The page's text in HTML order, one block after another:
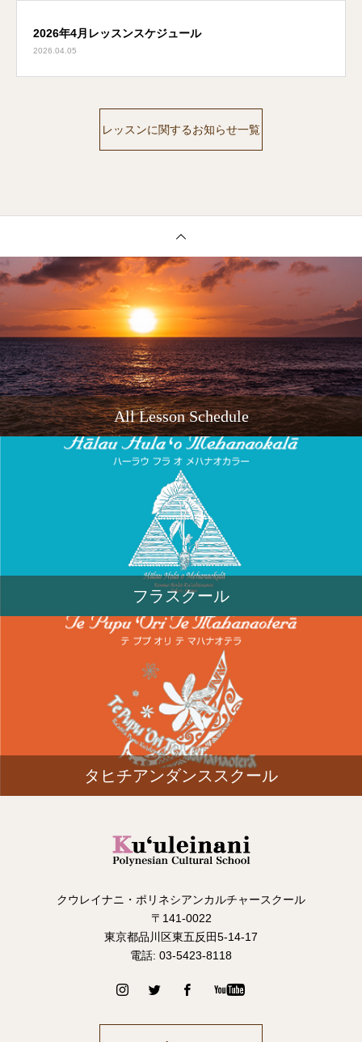
2026年4月レッスンスケジュール
2026.04.05
レッスンに関するお知らせ一覧
All Lesson Schedule
フラスクール
タヒチアンダンススクール
クウレイナニ・ポリネシアンカルチャースクール
〒141-0022
東京都品川区東五反田5-14-17
電話: 03-5423-8118